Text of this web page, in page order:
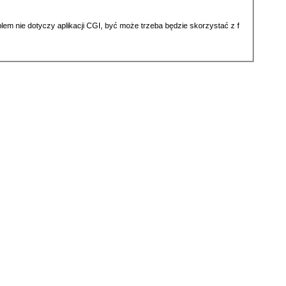
nie dotyczy aplikacji CGI, być może trzeba będzie skorzystać z f